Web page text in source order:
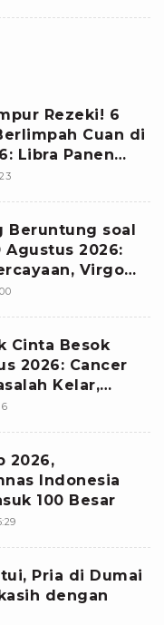
Rezeki! 6
Cuan di
Libra Panen
Beruntung soal
Agustus 2026:
Virgo
Cinta Besok
2026: Cancer
Kelar,
2026,
Indonesia
100 Besar
Pria di Dumai
dengan